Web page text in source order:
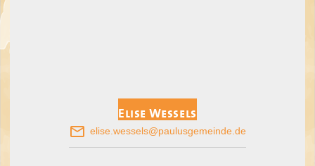
Elise Wessels
email elise.wessels@paulusgemeinde.de